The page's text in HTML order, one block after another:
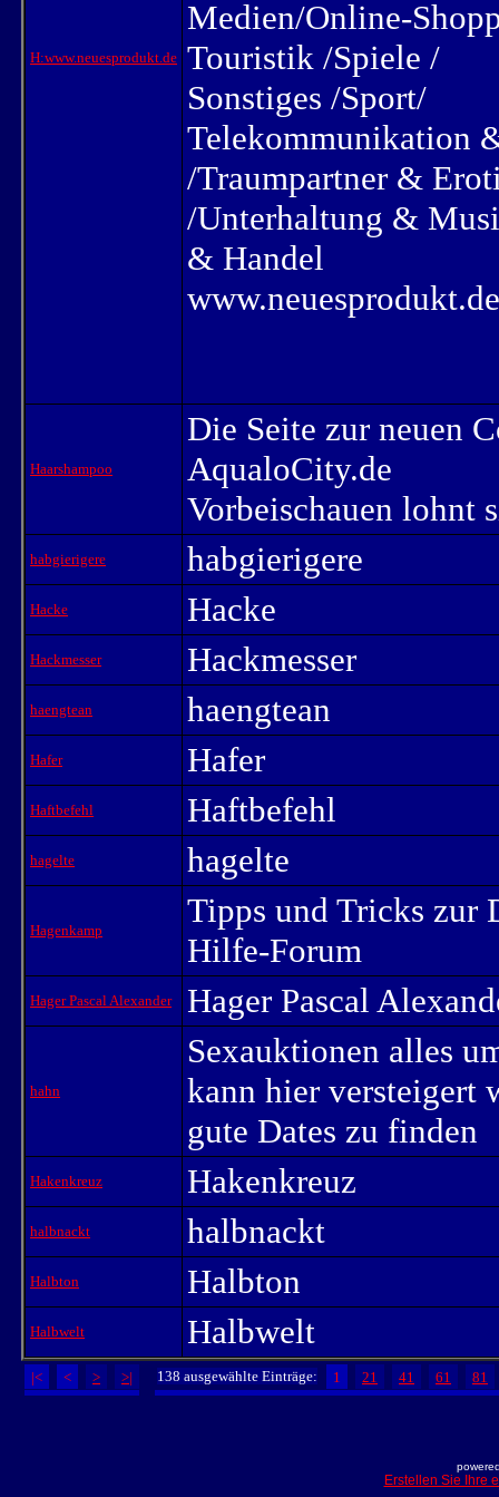
H:www.neuesprodukt.de
Medien/Online-
Touristik /Spiele /
Sonstiges /Sport/
Telekommunikation
/Traumpartner &
/Unterhaltung &
& Handel
www.neuesprodukt.de
Haarshampoo
Die Seite zur neuen
AqualoCity.de
Vorbeischauen lohnt
habgierigere habgierigere
Hacke Hacke
Hackmesser Hackmesser
haengtean haengtean
Hafer Hafer
Haftbefehl Haftbefehl
hagelte hagelte
Hagenkamp
Tipps und Tricks zur
Hilfe-Forum
Hager Pascal Alexander Hager Pascal
hahn
Sexauktionen alles
kann hier versteigert
gute Dates zu finden
Hakenkreuz Hakenkreuz
halbnackt halbnackt
Halbton Halbton
Halbwelt Halbwelt
|< < > >| 138 ausgewählte Einträge: 1 21 41 61 81
Erstellen Sie Ihre